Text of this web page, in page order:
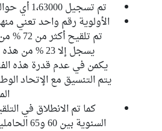
تم تسجيل 1،63000 أي حوالي 10 % من المواطنين
تم
يسجل إلا 23
يكمن في عدم قدرة هذه
يتم التنسيق مع الإتحاد
كما تم الانطلاق في
السنوية